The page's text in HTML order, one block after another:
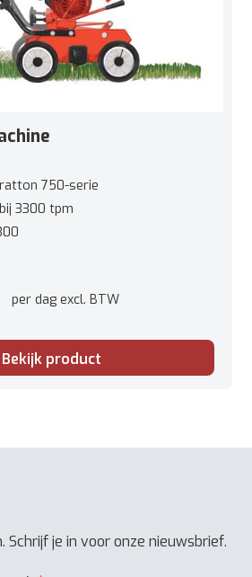
750-serie
3300 tpm
per dag excl. BTW
Bekijk product
Schrijf je in voor onze nieuwsbrief.